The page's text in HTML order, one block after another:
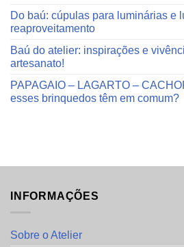
Do baú: cúpulas para luminárias e
reaproveitamento
Baú do atelier: inspirações e
artesanato!
PAPAGAIO – LAGARTO –
esses brinquedos têm em comum?
INFORMAÇÕES
Sobre o Atelier